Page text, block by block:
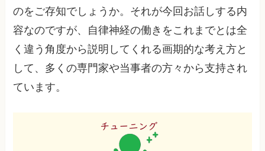
のをご存知でしょうか。それが今回お話しする内
容なのですが、自律神経の働きをこれまでとは全
く違う角度から説明してくれる画期的な考え方と
して、多くの専門家や当事者の方々から支持され
ています。